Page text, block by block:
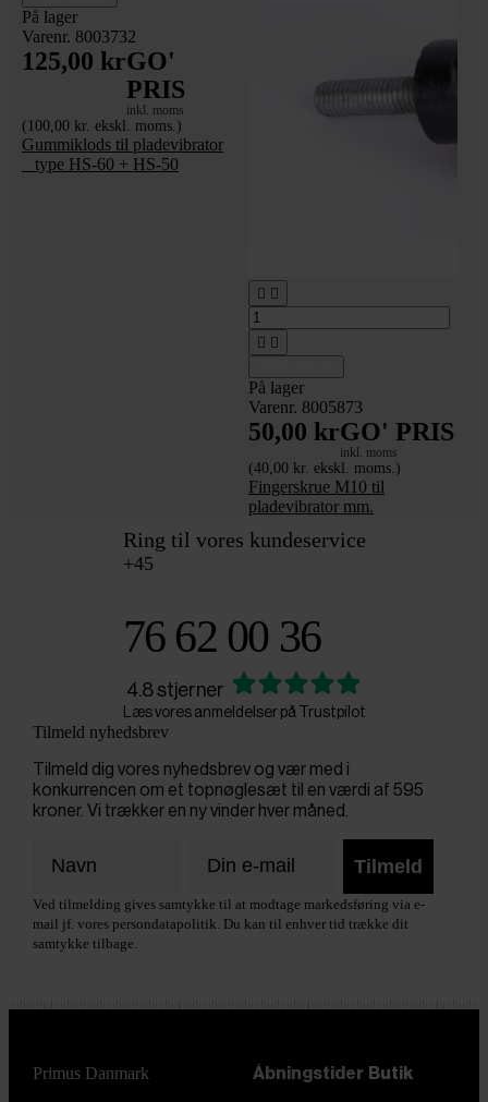
På lager
Varenr. 8003732
125,00 krGO'
PRIS
inkl. moms
(100,00 kr. ekskl. moms.)
Gummiklods til pladevibrator
_ type HS-60 + HS-50
 
 
På lager
Varenr. 8005873
50,00 krGO' PRIS
inkl. moms
(40,00 kr. ekskl. moms.)
Fingerskrue M10 til
pladevibrator mm.
Ring til vores kundeservice
+45
76 62 00 36
4.8 stjerner
Læs vores anmeldelser på Trustpilot
Tilmeld nyhedsbrev
Tilmeld dig vores nyhedsbrev og vær med i
konkurrencen om et topnøglesæt til en værdi af 595
kroner. Vi trækker en ny vinder hver måned.
Tilmeld
Ved tilmelding gives samtykke til at modtage markedsføring via e-
mail jf. vores persondatapolitik. Du kan til enhver tid trække dit
samtykke tilbage.
Primus Danmark Åbningstider Butik